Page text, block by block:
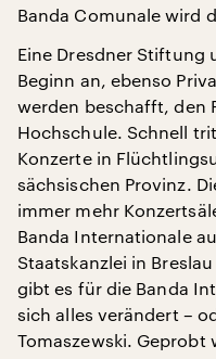
Banda Comunale wird
Eine Dresdner Stiftung
Beginn an, ebenso
werden beschafft, den
Hochschule. Schnell
Konzerte in
sächsischen Provinz.
immer mehr
Banda Internationale
Staatskanzlei in
gibt es für die Banda
sich alles verändert –
Tomaszewski. Geprobt